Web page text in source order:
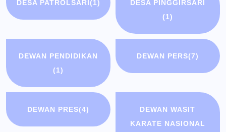
DESA PATROLSARI(1)
DESA PINGGIRSARI
(1)
DEWAN PENDIDIKAN
(1)
DEWAN PERS(7)
DEWAN PRES(4)
DEWAN WASIT
KARATE NASIONAL